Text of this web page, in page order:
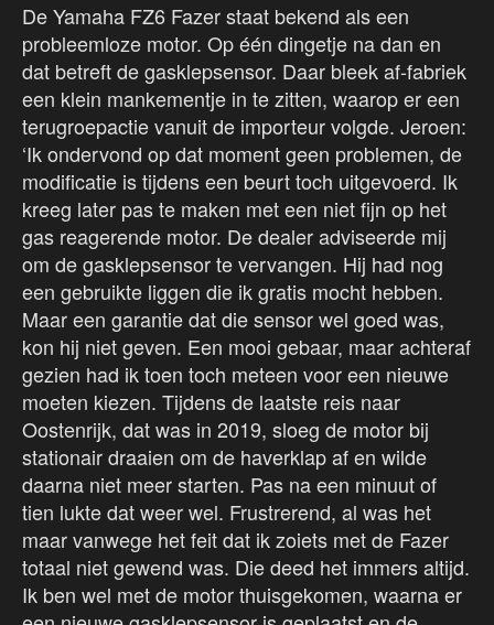
De Yamaha FZ6 Fazer staat bekend als een
probleemloze motor. Op één dingetje na dan en
dat betreft de gasklepsensor. Daar bleek af-fabriek
een klein mankementje in te zitten, waarop er een
terugroepactie vanuit de importeur volgde. Jeroen:
‘Ik ondervond op dat moment geen problemen, de
modificatie is tijdens een beurt toch uitgevoerd. Ik
kreeg later pas te maken met een niet fijn op het
gas reagerende motor. De dealer adviseerde mij
om de gasklepsensor te vervangen. Hij had nog
een gebruikte liggen die ik gratis mocht hebben.
Maar een garantie dat die sensor wel goed was,
kon hij niet geven. Een mooi gebaar, maar achteraf
gezien had ik toen toch meteen voor een nieuwe
moeten kiezen. Tijdens de laatste reis naar
Oostenrijk, dat was in 2019, sloeg de motor bij
stationair draaien om de haverklap af en wilde
daarna niet meer starten. Pas na een minuut of
tien lukte dat weer wel. Frustrerend, al was het
maar vanwege het feit dat ik zoiets met de Fazer
totaal niet gewend was. Die deed het immers altijd.
Ik ben wel met de motor thuisgekomen, waarna er